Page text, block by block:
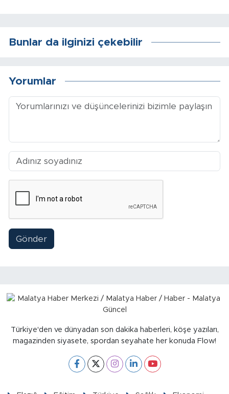
Bunlar da ilginizi çekebilir
Yorumlar
Gönder
Türkiye'den ve dünyadan son dakika haberleri, köşe yazıları,
magazinden siyasete, spordan seyahate her konuda Flow!